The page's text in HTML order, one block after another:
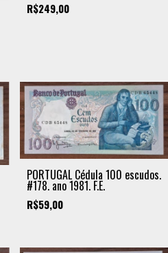
R$249,00
PORTUGAL Cédula 100 escudos.
#178. ano 1981. F.E.
R$59,00